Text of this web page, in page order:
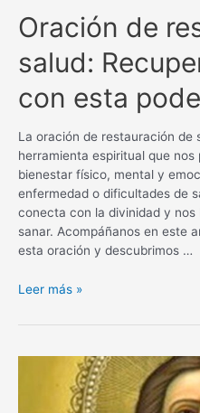
Oración de
salud:
con esta
La oración de restauración de
herramienta espiritual que
bienestar físico, mental y
enfermedad o dificultades de
conecta con la divinidad y
sanar. Acompáñanos en este
esta oración y descubrimos …
Oración
restauración
Recupera
Leer más »